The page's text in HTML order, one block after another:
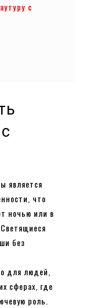
с
является
что
ночью или в
без
для людей,
сферах, где
роль.